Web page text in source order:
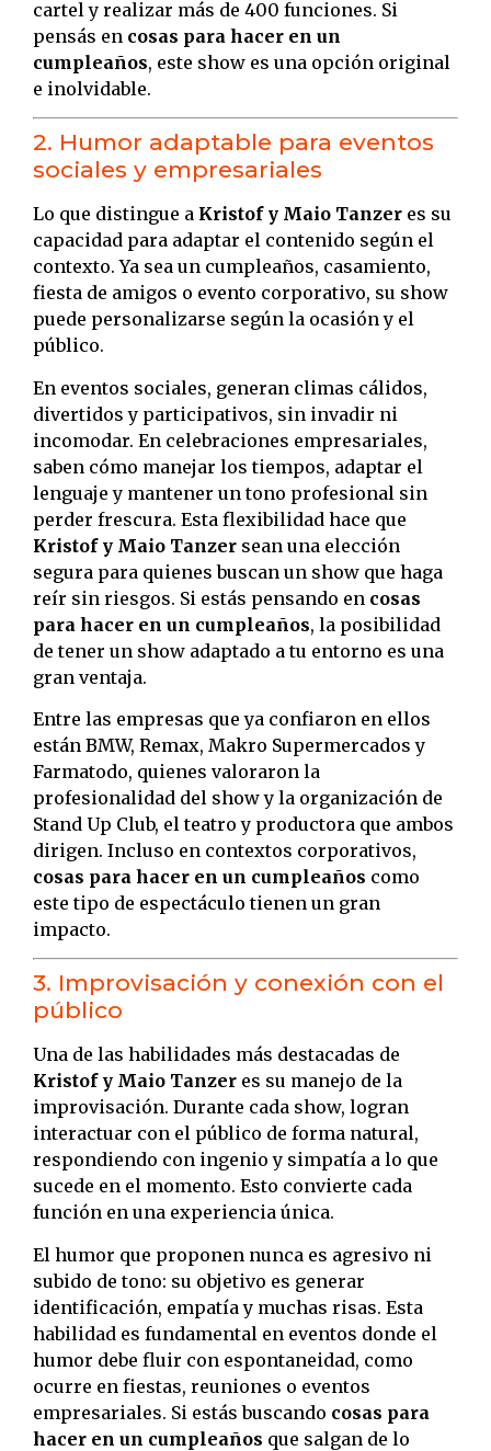
cartel y realizar más de 400 funciones. Si
pensás en cosas para hacer en un
cumpleaños, este show es una opción original
e inolvidable.
2. Humor adaptable para eventos
sociales y empresariales
Lo que distingue a Kristof y Maio Tanzer es su
capacidad para adaptar el contenido según el
contexto. Ya sea un cumpleaños, casamiento,
fiesta de amigos o evento corporativo, su show
puede personalizarse según la ocasión y el
público.
En eventos sociales, generan climas cálidos,
divertidos y participativos, sin invadir ni
incomodar. En celebraciones empresariales,
saben cómo manejar los tiempos, adaptar el
lenguaje y mantener un tono profesional sin
perder frescura. Esta flexibilidad hace que
Kristof y Maio Tanzer sean una elección
segura para quienes buscan un show que haga
reír sin riesgos. Si estás pensando en cosas
para hacer en un cumpleaños, la posibilidad
de tener un show adaptado a tu entorno es una
gran ventaja.
Entre las empresas que ya confiaron en ellos
están BMW, Remax, Makro Supermercados y
Farmatodo, quienes valoraron la
profesionalidad del show y la organización de
Stand Up Club, el teatro y productora que ambos
dirigen. Incluso en contextos corporativos,
cosas para hacer en un cumpleaños como
este tipo de espectáculo tienen un gran
impacto.
3. Improvisación y conexión con el
público
Una de las habilidades más destacadas de
Kristof y Maio Tanzer es su manejo de la
improvisación. Durante cada show, logran
interactuar con el público de forma natural,
respondiendo con ingenio y simpatía a lo que
sucede en el momento. Esto convierte cada
función en una experiencia única.
El humor que proponen nunca es agresivo ni
subido de tono: su objetivo es generar
identificación, empatía y muchas risas. Esta
habilidad es fundamental en eventos donde el
humor debe fluir con espontaneidad, como
ocurre en fiestas, reuniones o eventos
empresariales. Si estás buscando cosas para
hacer en un cumpleaños que salgan de lo